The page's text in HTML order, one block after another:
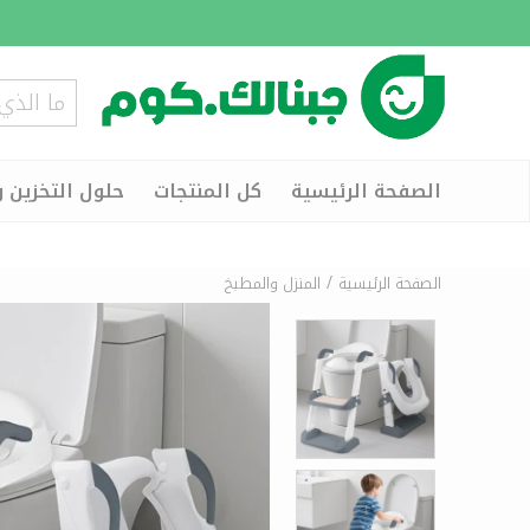
الصفحة الرئيسية كل المنتجات حلول التخزين
الصفحة الرئيسية / المنزل والمطبخ